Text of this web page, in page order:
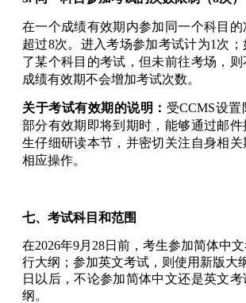
在一个成绩有效期内参加同一个科目
超过8次。进入考场参加考试计为1次
了某个科目的考试，但未前往考场，
成绩有效期不会增加考试次数。
关于考试有效期的说明： 受CCMS设
部分有效期即将到期时，能够通过邮
生仔细研读本节，并密切关注自身相
相应操作。
七、考试科目和范围
在2026年9月28日前，考生参加简体中
行大纲；参加英文考试，则使用新版大
日以后，不论参加简体中文还是英文
纲。